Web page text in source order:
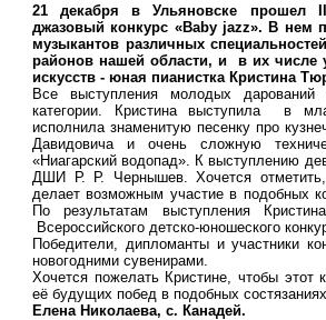
21 декабря в Ульяновске прошел II
джазовый конкурс «Baby jazz». В нем
музыкантов различных
районов нашей области, и в их числе
искусств - юная пианистка Кристина
Все выступления молодых
категории. Кристина выступила в
исполнила знаменитую песенку про
Давидовича и очень сложную
«Ниагарский водопад». К выступлению
ДШИ Р. Р. Чернышев. Хочется отметить,
делает возможным участие в подобных
По результатам выступления
Всероссийского детско-юношеского
Победители, дипломанты и участники
новогодними сувенирами.
Хочется пожелать Кристине, чтобы этот
её будущих побед в подобных
Елена Николаева, с. Канадей.